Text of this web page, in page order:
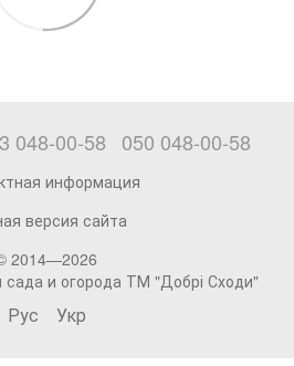
048-00-58 050 048-00-58
информация
версия сайта
2014—2026
сада и огорода ТМ "Добрі Сходи"
Рус Укр